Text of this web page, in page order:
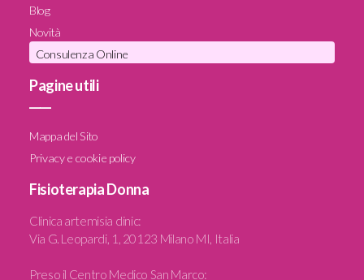
Blog
Novità
Consulenza Online
Pagine utili
Mappa del Sito
Privacy e cookie policy
Fisioterapia Donna
Clinica artemisia clinic:
Via G. Leopardi, 1, 20123 Milano MI, Italia
Preso il Centro Medico San Marco: